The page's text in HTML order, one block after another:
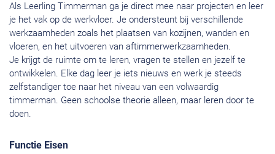
Als Leerling Timmerman ga je direct mee naar projecten en leer
je het vak op de werkvloer. Je ondersteunt bij verschillende
werkzaamheden zoals het plaatsen van kozijnen, wanden en
vloeren, en het uitvoeren van aftimmerwerkzaamheden.
Je krijgt de ruimte om te leren, vragen te stellen en jezelf te
ontwikkelen. Elke dag leer je iets nieuws en werk je steeds
zelfstandiger toe naar het niveau van een volwaardig
timmerman. Geen schoolse theorie alleen, maar leren door te
doen.
Functie Eisen